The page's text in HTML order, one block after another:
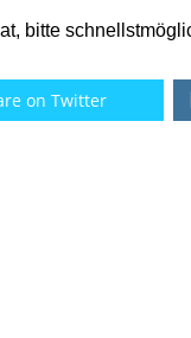
bitte
on Twitter